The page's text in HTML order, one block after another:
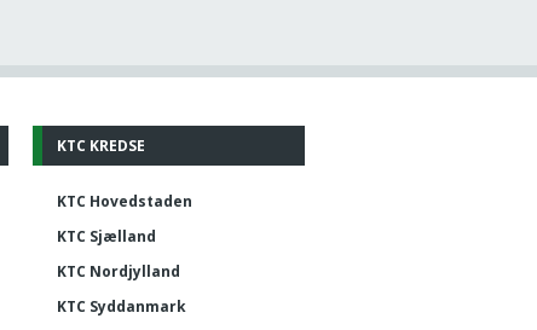
KTC KREDSE
KTC Hovedstaden
KTC Sjælland
KTC Nordjylland
KTC Syddanmark